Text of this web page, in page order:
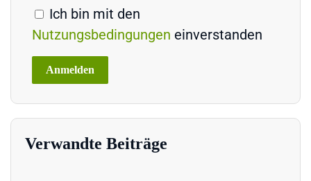
Ich bin mit den
Nutzungsbedingungen einverstanden
Verwandte Beiträge